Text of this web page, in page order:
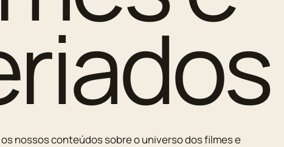
nossos conteúdos sobre o universo dos filmes e